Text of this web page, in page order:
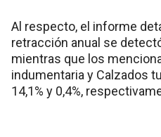
Al respecto, el informe
retracción anual se
mientras que los
indumentaria y Calzados
14,1% y 0,4%,